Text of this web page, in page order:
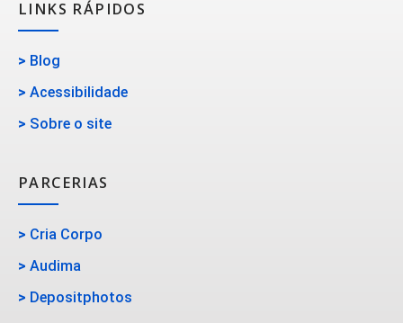
LINKS RÁPIDOS
> Blog
> Acessibilidade
> Sobre o site
PARCERIAS
> Cria Corpo
> Audima
> Depositphotos